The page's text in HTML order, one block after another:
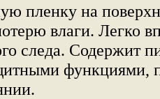
пленку на
влаги. Легко
следа. Содержит
функциями,